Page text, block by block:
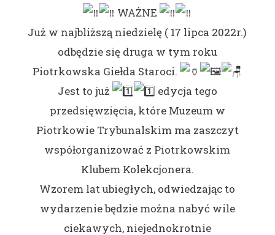
WAŻNE
Już w najbliższą niedzielę ( 17 lipca 2022r.)
odbędzie się druga w tym roku
Piotrkowska Giełda Staroci.
Jest to już
edycja tego
przedsięwzięcia, które Muzeum w
Piotrkowie Trybunalskim ma zaszczyt
współorganizować z Piotrkowskim
Klubem Kolekcjonera.
Wzorem lat ubiegłych, odwiedzając to
wydarzenie będzie można nabyć wile
ciekawych, niejednokrotnie